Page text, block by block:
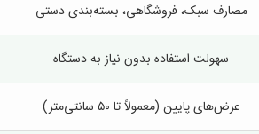
مصارف سبک، فروشگاهی، بسته‌بندی دستی
سهولت استفاده بدون نیاز به دستگاه
عرض‌های پایین (معمولاً تا ۵۰ سانتی‌متر)